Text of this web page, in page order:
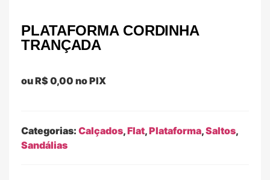
PLATAFORMA CORDINHA
TRANÇADA
ouR$0,00 no PIX
Categorias: Calçados,Flat,Plataforma,Saltos,
Sandálias